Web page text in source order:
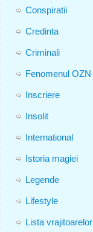
Conspiratii
Credinta
Criminali
Fenomenul OZN
Inscriere
Insolit
International
Istoria magiei
Legende
Lifestyle
Lista vrajitoarelor